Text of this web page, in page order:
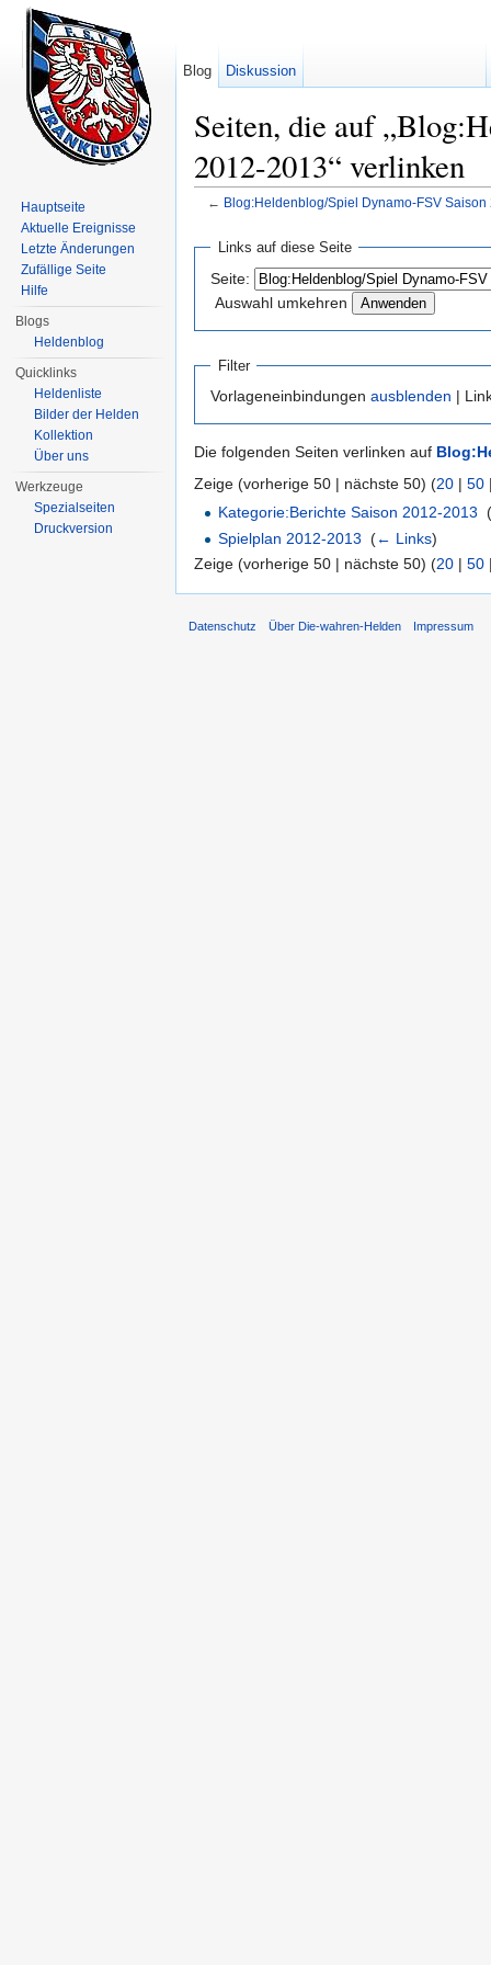
Seiten, die auf
2012-2013“ verlinken
← Blog:Heldenblog/Spiel Dynamo-FSV Saison
Links auf diese Seite
Seite:
Auswahl umkehren
Filter
Vorlageneinbindungen ausblenden |
Die folgenden Seiten verlinken auf
Zeige (vorherige 50 | nächste 50) (20 | 50
Kategorie:Berichte Saison 2012-2013
Spielplan 2012-2013
(← Links)
Zeige (vorherige 50 | nächste 50) (20 | 50
Blog Diskussion
Hauptseite
Aktuelle Ereignisse
Letzte Änderungen
Zufällige Seite
Hilfe
Blogs
Heldenblog
Quicklinks
Heldenliste
Bilder der Helden
Kollektion
Über uns
Werkzeuge
Spezialseiten
Druckversion
Datenschutz Über Die-wahren-Helden Impressum